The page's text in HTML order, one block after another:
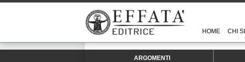
HOME CHI
ARGOMENTI